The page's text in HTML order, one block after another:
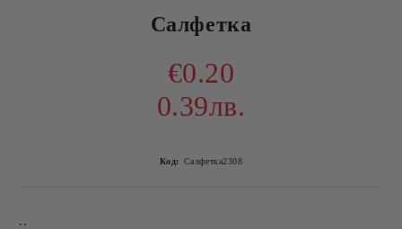
Салфетка
€0.20
0.39лв.
Код: Салфетка2308
..